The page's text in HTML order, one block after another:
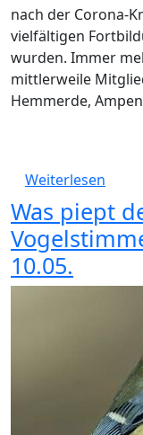
nach der Corona-
vielfältigen
wurden. Immer
mittlerweile
Hemmerde,
Weiterlesen
Was piept
10.05.